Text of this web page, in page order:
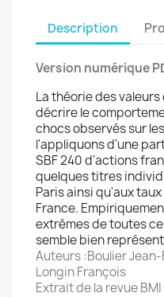
Description
Version numérique
La théorie des
décrire le
chocs observés sur
l'appliquons d'une
SBF 240 d'actions
quelques titres
Paris ainsi qu'aux
France.
extrêmes de toutes
semble bien
Auteurs :Boulier
Longin François
Extrait de la revue BMI